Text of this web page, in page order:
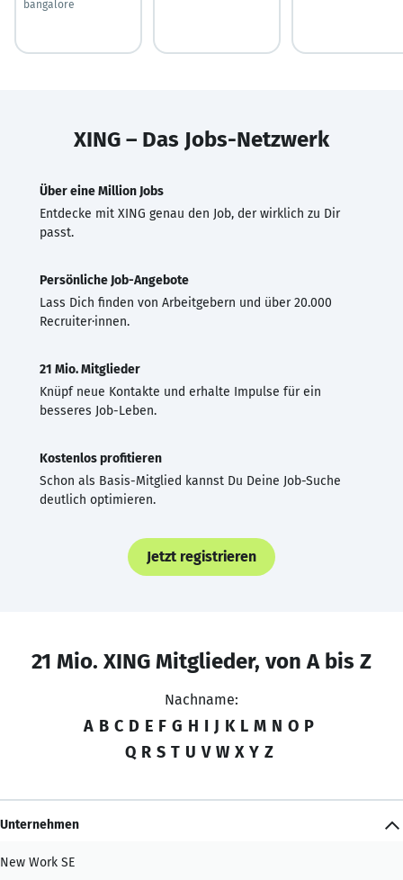
bangalore
XING – Das Jobs-Netzwerk
Über eine Million Jobs
Entdecke mit XING genau den Job, der wirklich zu Dir
passt.
Persönliche Job-Angebote
Lass Dich finden von Arbeitgebern und über 20.000
Recruiter·innen.
21 Mio. Mitglieder
Knüpf neue Kontakte und erhalte Impulse für ein
besseres Job-Leben.
Kostenlos profitieren
Schon als Basis-Mitglied kannst Du Deine Job-Suche
deutlich optimieren.
Jetzt registrieren
21 Mio. XING Mitglieder, von A bis Z
Nachname:
A B C D E F G H I J K L M N O P
Q R S T U V W X Y Z
Unternehmen
New Work SE